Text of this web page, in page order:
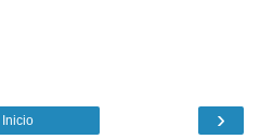
›
Inicio